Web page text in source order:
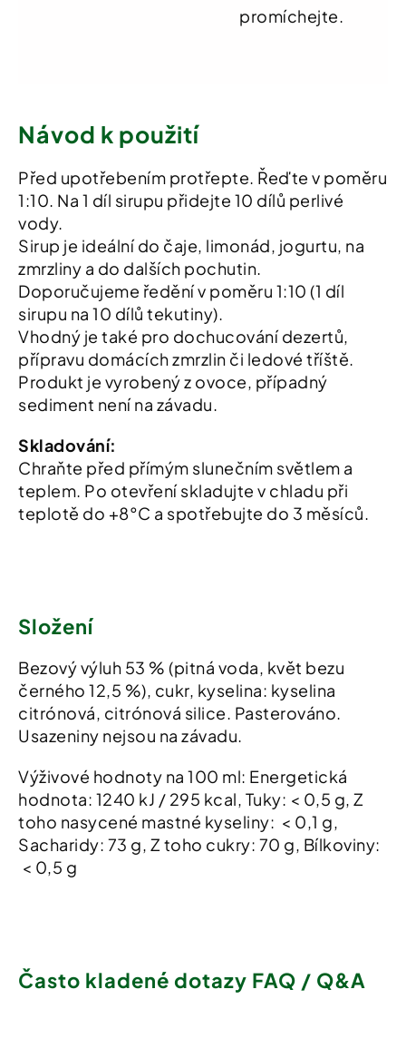
promíchejte.
Návod k použití
Před upotřebením protřepte. Řeďte v poměru
1:10. Na 1 díl sirupu přidejte 10 dílů perlivé
vody.
Sirup je ideální do čaje, limonád, jogurtu, na
zmrzliny a do dalších pochutin.
Doporučujeme ředění v poměru 1:10 (1 díl
sirupu na 10 dílů tekutiny).
Vhodný je také pro dochucování dezertů,
přípravu domácích zmrzlin či ledové tříště.
Produkt je vyrobený z ovoce, případný
sediment není na závadu.
Skladování:
Chraňte před přímým slunečním světlem a
teplem. Po otevření skladujte v chladu při
teplotě do +8°C a spotřebujte do 3 měsíců.
Složení
Bezový výluh 53 % (pitná voda, květ bezu
černého 12,5 %), cukr, kyselina: kyselina
citrónová, citrónová silice. Pasterováno.
Usazeniny nejsou na závadu.
Výživové hodnoty na 100 ml: Energetická
hodnota: 1240 kJ / 295 kcal, Tuky: < 0,5 g, Z
toho nasycené mastné kyseliny: < 0,1 g,
Sacharidy: 73 g, Z toho cukry: 70 g, Bílkoviny:
< 0,5 g
Často kladené dotazy FAQ / Q&A